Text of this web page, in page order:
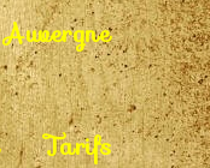
Auvergne
Tarifs